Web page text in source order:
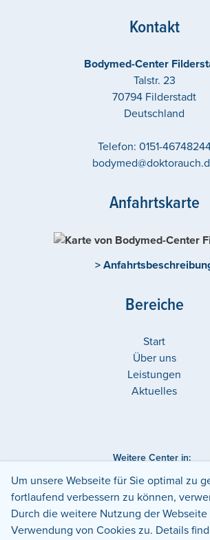
Kontakt
Bodymed-Center
Talstr. 23
70794 Filderstadt
Deutschland
Telefon: 0151-
Anfahrtskarte
>
Bereiche
Start
Über uns
Leistungen
Aktuelles
Weitere Center in:
Datenschutz
Um unsere Webseite für Sie optimal zu
fortlaufend verbessern zu können,
Durch die weitere Nutzung der
Verwendung von Cookies zu. Details